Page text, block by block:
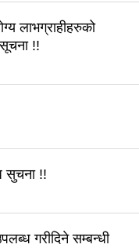
लाभग्राहीहरुको
!!
सुचना !!
गरीदिने सम्बन्धी